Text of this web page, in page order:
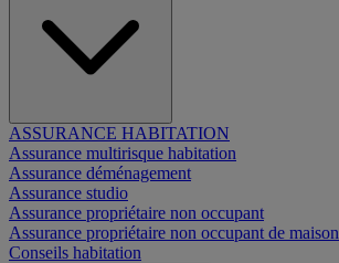
ASSURANCE HABITATION
Assurance multirisque habitation
Assurance déménagement
Assurance studio
Assurance propriétaire non occupant
Assurance propriétaire non occupant de maison
Conseils habitation